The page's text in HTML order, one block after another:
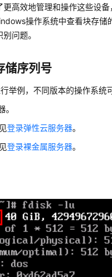
高效地管理和操作这些设
操作系统中查看块存
问题。
储序列号
举例，不同版本的操作系统
。
登录弹性云服务器。
登录裸金属服务器。